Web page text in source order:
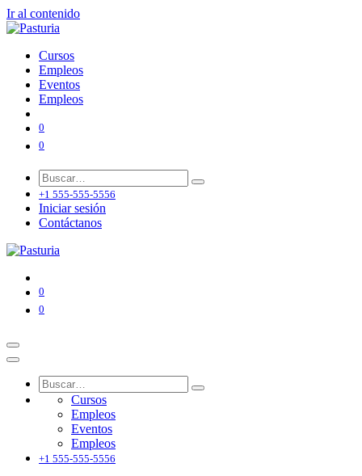
Ir al contenido
Cursos
Empleos
Eventos
Empleos
0
0
+1 555-555-5556
Iniciar sesión
Contáctanos
0
0
Cursos
Empleos
Eventos
Empleos
+1 555-555-5556